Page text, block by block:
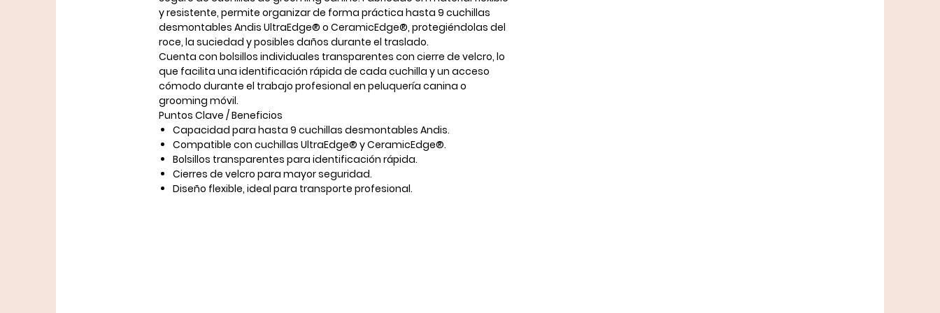
y resistente, permite organizar de forma práctica hasta 9 cuchillas
desmontables Andis UltraEdge® o CeramicEdge®, protegiéndolas del
roce, la suciedad y posibles daños durante el traslado.
Cuenta con bolsillos individuales transparentes con cierre de velcro, lo
que facilita una identificación rápida de cada cuchilla y un acceso
cómodo durante el trabajo profesional en peluquería canina o
grooming móvil.
Puntos Clave / Beneficios
Capacidad para hasta 9 cuchillas desmontables Andis.
Compatible con cuchillas UltraEdge® y CeramicEdge®.
Bolsillos transparentes para identificación rápida.
Cierres de velcro para mayor seguridad.
Diseño flexible, ideal para transporte profesional.